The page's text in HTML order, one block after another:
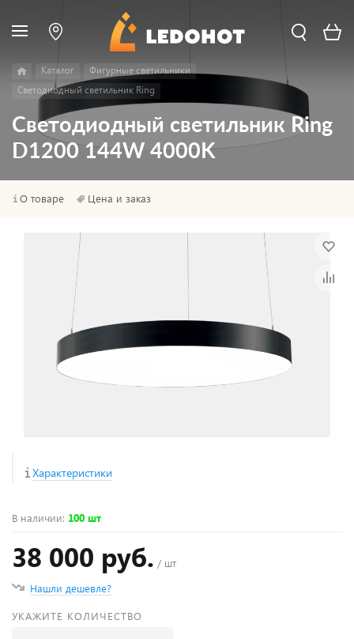
Каталог
Фигурные светильники
Светодиодный светильник Ring
Светодиодный светильник Ring
D1200 144W 4000K
О товаре Цена и заказ
Характеристики
В наличии: 100 шт
38 000 руб. / шт
Нашли дешевле?
УКАЖИТЕ КОЛИЧЕСТВО